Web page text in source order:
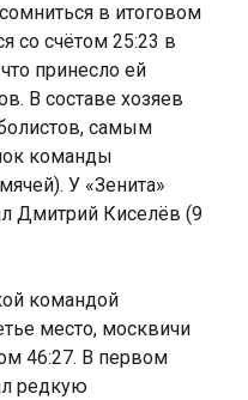
в итоговом
со счётом 25:23 в
принесло ей
В составе хозяев
самым
команды
У «Зенита»
Дмитрий Киселёв (9
командой
место, москвичи
46:27. В первом
редкую